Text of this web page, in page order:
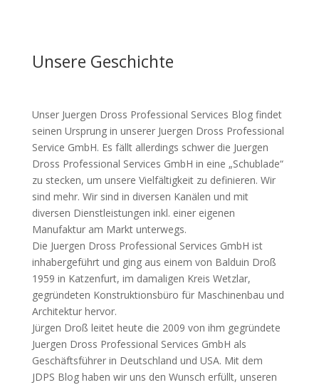
Unsere Geschichte
Unser Juergen Dross Professional Services Blog findet
seinen Ursprung in unserer Juergen Dross Professional
Service GmbH. Es fällt allerdings schwer die Juergen
Dross Professional Services GmbH in eine „Schublade“
zu stecken, um unsere Vielfältigkeit zu definieren. Wir
sind mehr. Wir sind in diversen Kanälen und mit
diversen Dienstleistungen inkl. einer eigenen
Manufaktur am Markt unterwegs.
Die Juergen Dross Professional Services GmbH ist
inhabergeführt und ging aus einem von Balduin Droß
1959 in Katzenfurt, im damaligen Kreis Wetzlar,
gegründeten Konstruktionsbüro für Maschinenbau und
Architektur hervor.
Jürgen Droß leitet heute die 2009 von ihm gegründete
Juergen Dross Professional Services GmbH als
Geschäftsführer in Deutschland und USA. Mit dem
JDPS Blog haben wir uns den Wunsch erfüllt, unseren